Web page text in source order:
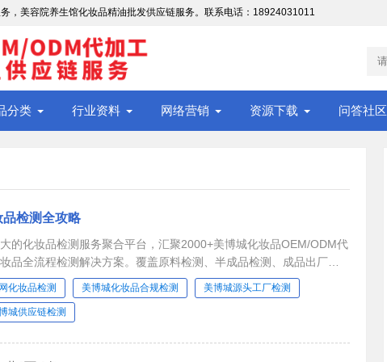
，美容院养生馆化妆品精油批发供应链服务。联系电话：18924031011
分类 行业资料 网络营销 资源下载 问答社区
品检测全攻略
的化妆品检测服务聚合平台，汇聚2000+美博城化妆品OEM/ODM代
品全流程检测解决方案。覆盖原料检测、半成品检测、成品出厂检
检测等核...
化妆品检测 美博城化妆品合规检测 美博城源头工厂检测
城供应链检测